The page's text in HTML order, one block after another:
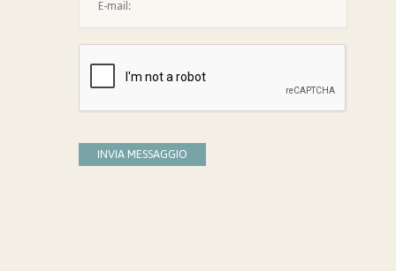
INVIA MESSAGGIO